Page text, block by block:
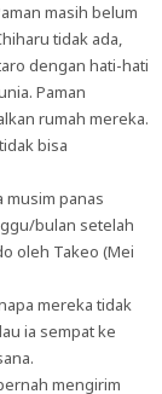
masih belum
tidak ada,
dengan hati-hati
Paman
rumah mereka.
bisa
musim panas
bulan setelah
oleh Takeo (Mei
mereka tidak
ia sempat ke
mengirim